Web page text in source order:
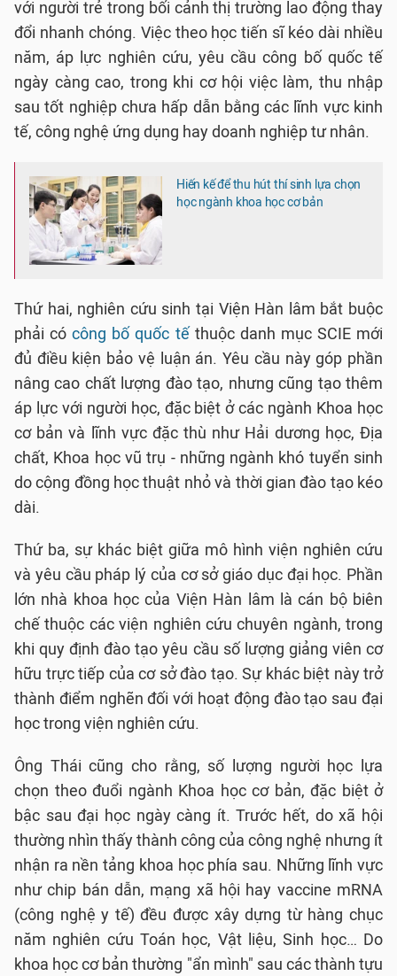
với người trẻ trong bối cảnh thị trường lao động thay
đổi nhanh chóng. Việc theo học tiến sĩ kéo dài nhiều
năm, áp lực nghiên cứu, yêu cầu công bố quốc tế
ngày càng cao, trong khi cơ hội việc làm, thu nhập
sau tốt nghiệp chưa hấp dẫn bằng các lĩnh vực kinh
tế, công nghệ ứng dụng hay doanh nghiệp tư nhân.
Hiến kế để thu hút thí sinh lựa chọn
học ngành khoa học cơ bản
Thứ hai, nghiên cứu sinh tại Viện Hàn lâm bắt buộc
phải cócông bố quốc tế thuộc danh mục SCIE mới
đủ điều kiện bảo vệ luận án. Yêu cầu này góp phần
nâng cao chất lượng đào tạo, nhưng cũng tạo thêm
áp lực với người học, đặc biệt ở các ngành Khoa học
cơ bản và lĩnh vực đặc thù như Hải dương học, Địa
chất, Khoa học vũ trụ - những ngành khó tuyển sinh
do cộng đồng học thuật nhỏ và thời gian đào tạo kéo
dài.
Thứ ba, sự khác biệt giữa mô hình viện nghiên cứu
và yêu cầu pháp lý của cơ sở giáo dục đại học. Phần
lớn nhà khoa học của Viện Hàn lâm là cán bộ biên
chế thuộc các viện nghiên cứu chuyên ngành, trong
khi quy định đào tạo yêu cầu số lượng giảng viên cơ
hữu trực tiếp của cơ sở đào tạo. Sự khác biệt này trở
thành điểm nghẽn đối với hoạt động đào tạo sau đại
học trong viện nghiên cứu.
Ông Thái cũng cho rằng, số lượng người học lựa
chọn theo đuổi ngành Khoa học cơ bản, đặc biệt ở
bậc sau đại học ngày càng ít. Trước hết, do xã hội
thường nhìn thấy thành công của công nghệ nhưng ít
nhận ra nền tảng khoa học phía sau. Những lĩnh vực
như chip bán dẫn, mạng xã hội hay vaccine mRNA
(công nghệ y tế) đều được xây dựng từ hàng chục
năm nghiên cứu Toán học, Vật liệu, Sinh học… Do
khoa học cơ bản thường "ẩn mình" sau các thành tựu